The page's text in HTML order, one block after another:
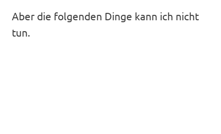
Aber die folgenden Dinge kann ich nicht
tun.